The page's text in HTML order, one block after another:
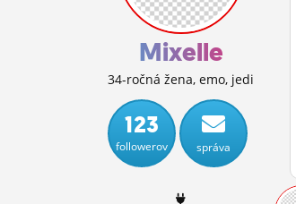
ČINŽIAK
STATUSY
BLOGY
OBRÁZKY
Mixelle
34-ročná žena, emo, jedi
123
followerov správa